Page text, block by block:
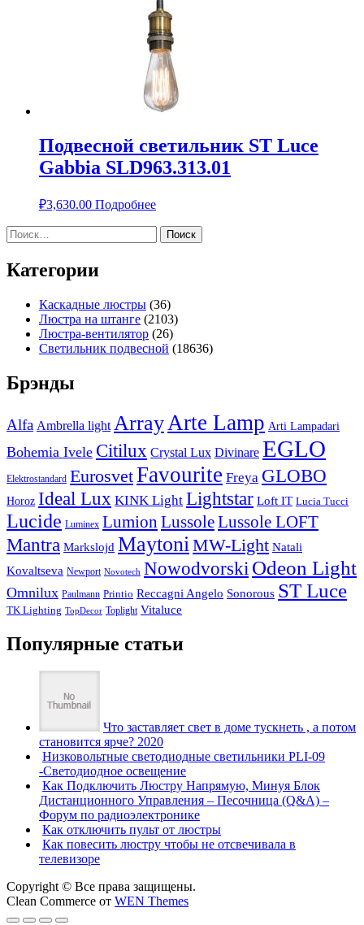
Подвесной светильник ST Luce
Gabbia SLD963.313.01
₽3,630.00 Подробнее
Найти:
Категории
Каскадные люстры (36)
Люстра на штанге (2103)
Люстра-вентилятор (26)
Светильник подвесной (18636)
Брэнды
Alfa Ambrella light Array Arte Lamp Arti Lampadari
Bohemia Ivele Citilux Crystal Lux Divinare EGLO
Elektrostandard EurosvetFavourite Freya GLOBO
Horoz Ideal Lux KINK Light Lightstar Loft IT Lucia Tucci
Lucide Luminex Lumion LussoleLussole LOFT
Mantra Markslojd Maytoni MW-Light Natali
Kovaltseva Newport Novotech Nowodvorski Odeon Light
Omnilux Paulmann Printio Reccagni Angelo Sonorous ST Luce
TK Lighting TopDecor Toplight Vitaluce
Популярные статьи
Что заставляет свет в доме тускнеть , а потом
становится ярче? 2020
Низковольтные светодиодные светильники PLI-09
-Светодиодное освещение
Как Подключить Люстру Напрямую, Минуя Блок
Дистанционного Управления – Песочница (Q&A) –
Форум по радиоэлектронике
Как отключить пульт от люстры
Как повесить люстру чтобы не отсвечивала в
телевизоре
Copyright © Все права защищены.
Clean Commerce от WEN Themes